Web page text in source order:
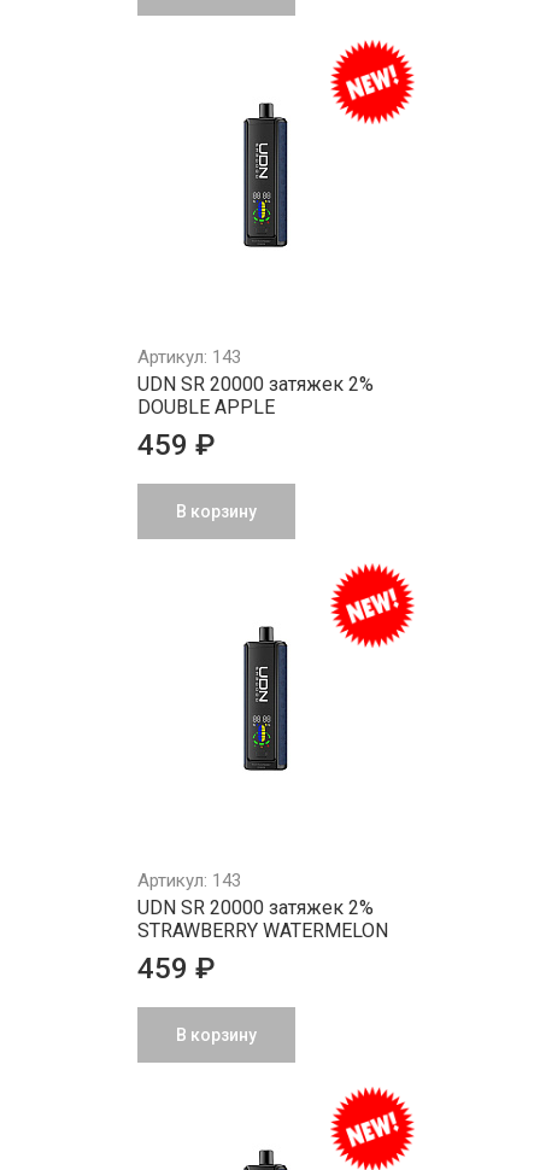
Артикул: 143
UDN SR 20000 затяжек 2%
DOUBLE APPLE
459 ₽
В корзину
Артикул: 143
UDN SR 20000 затяжек 2%
STRAWBERRY WATERMELON
459 ₽
В корзину